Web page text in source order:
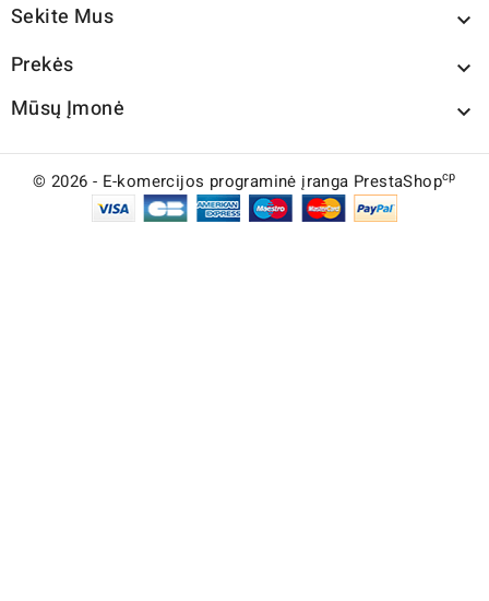
Sekite Mus 
Prekės 
Mūsų Įmonė 
© 2026 - E-komercijos programinė įranga PrestaShopcp